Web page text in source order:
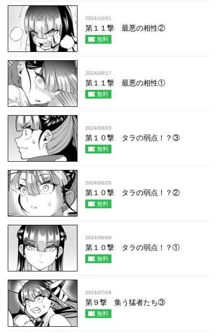
2024/10/01
第１１撃 最悪の相性②
無料
2024/09/17
第１１撃 最悪の相性①
無料
2024/09/03
第１０撃 タラの弱点！？③
無料
2024/08/20
第１０撃 タラの弱点！？②
無料
2024/08/06
第１０撃 タラの弱点！？①
無料
2024/07/09
第９撃 集う猛者たち③
無料